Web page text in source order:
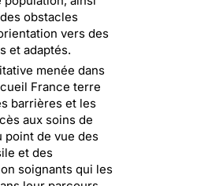
obstacles
vers des
et adaptés.
menée dans
France terre
barrières et les
aux soins de
point de vue des
et des
soignants qui les